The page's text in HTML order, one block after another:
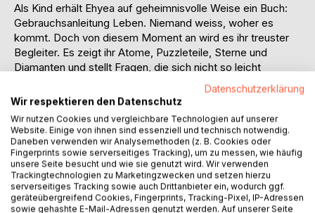
Als Kind erhält Ehyea auf geheimnisvolle Weise ein Buch:
Gebrauchsanleitung Leben. Niemand weiss, woher es
kommt. Doch von diesem Moment an wird es ihr treuster
Begleiter. Es zeigt ihr Atome, Puzzleteile, Sterne und
Diamanten und stellt Fragen, die sich nicht so leicht
beantworten lassen: Wer bin ich? Was ist mein Platz im
grossen Bild? Und kann gerade Druck etwas Kostbares in
uns formen?
Die Jahre vergehen. Ehyea erlebt Neugier und Einsamkeit,
Höhen und Tiefen, Gesprächskreise und stille
Herbstbänke. Und sie begreift, was das Buch ihr von
Anfang an zeigen wollte: Jeder Mensch ist ein einzigartiges
Puzzleteil. Jedes Stück zählt, damit das grosse Bild
vollständig wird.
Datenschutzerklärung
Wir respektieren den Datenschutz
Wir nutzen Cookies und vergleichbare Technologien auf unserer
Website. Einige von ihnen sind essenziell und technisch notwendig.
Daneben verwenden wir Analysemethoden (z. B. Cookies oder
Fingerprints sowie serverseitiges Tracking), um zu messen, wie häufig
unsere Seite besucht und wie sie genutzt wird. Wir verwenden
Trackingtechnologien zu Marketingzwecken und setzen hierzu
serverseitiges Tracking sowie auch Drittanbieter ein, wodurch ggf.
geräteübergreifend Cookies, Fingerprints, Tracking-Pixel, IP-Adressen
sowie gehashte E-Mail-Adressen genutzt werden. Auf unserer Seite